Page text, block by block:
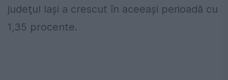
judeţul Iaşi a crescut în aceeaşi perioadă cu
1,35 procente.